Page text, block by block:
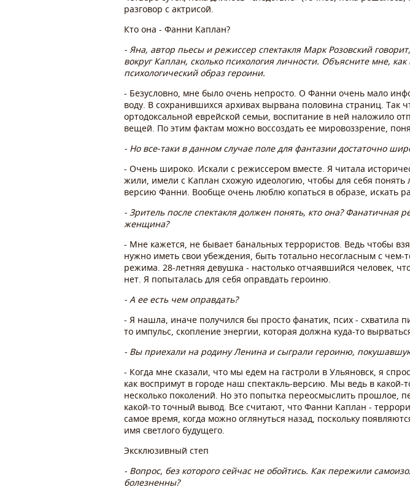
разговор с актрисой.
Кто она - Фанни Каплан?
- Яна, автор пьесы и режиссер спектакля Марк Розовский
вокруг Каплан, сколько психология личности. Объясните мне,
психологический образ героини.
- Безусловно, мне было очень непросто. О Фанни очень мало
воду. В сохранившихся архивах вырвана половина страниц.
ортодоксальной еврейской семьи, воспитание в ней наложило
вещей. По этим фактам можно воссоздать ее мировоззрение,
- Но все-таки в данном случае поле для фантазии достаточно
- Очень широко. Искали с режиссером вместе. Я читала
жили, имели с Каплан схожую идеологию, чтобы для себя понять
версию Фанни. Вообще очень люблю копаться в образе, искать
- Зритель после спектакля должен понять, кто она?
женщина?
- Мне кажется, не бывает банальных террористов. Ведь чтобы
нужно иметь свои убеждения, быть тотально несогласным с чем-
режима. 28-летняя девушка - настолько отчаявшийся человек,
нет. Я попыталась для себя оправдать героиню.
- А ее есть чем оправдать?
- Я нашла, иначе получился бы просто фанатик, псих - схватила
то импульс, скопление энергии, которая должна куда-то
- Вы приехали на родину Ленина и сыграли героиню,
- Когда мне сказали, что мы едем на гастроли в Ульяновск, я
как воспримут в городе наш спектакль-версию. Мы ведь в
несколько поколений. Но это попытка переосмыслить прошлое,
какой-то точный вывод. Все считают, что Фанни Каплан -
самое время, когда можно оглянуться назад, поскольку
имя светлого будущего.
Эксклюзивный степ
- Вопрос, без которого сейчас не обойтись. Как пережили
болезненны?